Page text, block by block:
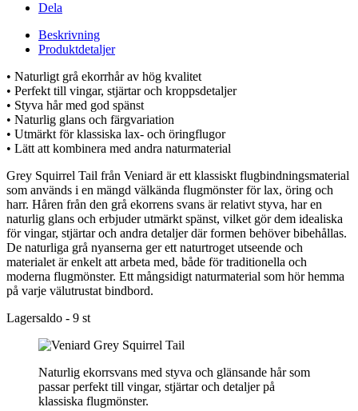
Dela
Beskrivning
Produktdetaljer
• Naturligt grå ekorrhår av hög kvalitet
• Perfekt till vingar, stjärtar och kroppsdetaljer
• Styva hår med god spänst
• Naturlig glans och färgvariation
• Utmärkt för klassiska lax- och öringflugor
• Lätt att kombinera med andra naturmaterial
Grey Squirrel Tail från Veniard är ett klassiskt flugbindningsmaterial
som används i en mängd välkända flugmönster för lax, öring och
harr. Håren från den grå ekorrens svans är relativt styva, har en
naturlig glans och erbjuder utmärkt spänst, vilket gör dem idealiska
för vingar, stjärtar och andra detaljer där formen behöver bibehållas.
De naturliga grå nyanserna ger ett naturtroget utseende och
materialet är enkelt att arbeta med, både för traditionella och
moderna flugmönster. Ett mångsidigt naturmaterial som hör hemma
på varje välutrustat bindbord.
Lagersaldo - 9 st
Naturlig ekorrsvans med styva och glänsande hår som
passar perfekt till vingar, stjärtar och detaljer på
klassiska flugmönster.